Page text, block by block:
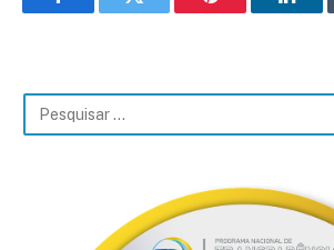
FacebookTwitter Pinterest